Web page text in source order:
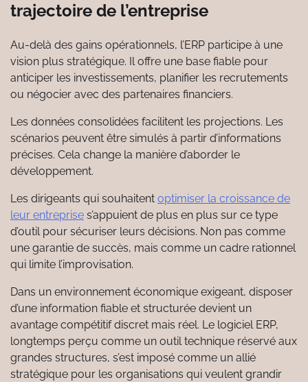
trajectoire de l’entreprise
Au-delà des gains opérationnels, l’ERP participe à une
vision plus stratégique. Il offre une base fiable pour
anticiper les investissements, planifier les recrutements
ou négocier avec des partenaires financiers.
Les données consolidées facilitent les projections. Les
scénarios peuvent être simulés à partir d’informations
précises. Cela change la manière d’aborder le
développement.
Les dirigeants qui souhaitent optimiser la croissance de
leur entreprise s’appuient de plus en plus sur ce type
d’outil pour sécuriser leurs décisions. Non pas comme
une garantie de succès, mais comme un cadre rationnel
qui limite l’improvisation.
Dans un environnement économique exigeant, disposer
d’une information fiable et structurée devient un
avantage compétitif discret mais réel. Le logiciel ERP,
longtemps perçu comme un outil technique réservé aux
grandes structures, s’est imposé comme un allié
stratégique pour les organisations qui veulent grandir